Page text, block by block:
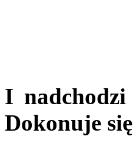
I nadchodzi
Dokonuje